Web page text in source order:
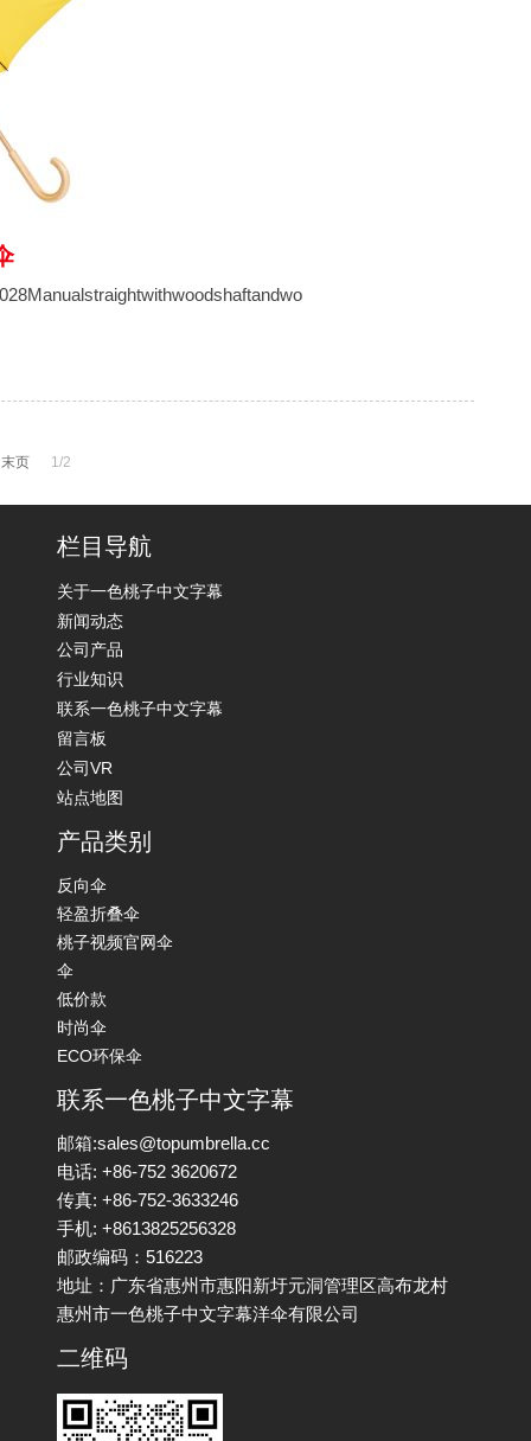
末页 1/2
栏目导航
关于一色桃子中文字幕
新闻动态
公司产品
行业知识
联系一色桃子中文字幕
留言板
公司VR
站点地图
产品类别
反向伞
轻盈折叠伞
桃子视频官网伞
伞
低价款
时尚伞
ECO环保伞
联系一色桃子中文字幕
邮箱:sales@topumbrella.cc
电话: +86-752 3620672
传真: +86-752-3633246
手机: +8613825256328
邮政编码：516223
地址：广东省惠州市惠阳新圩元洞管理区高布龙村
惠州市一色桃子中文字幕洋伞有限公司
二维码